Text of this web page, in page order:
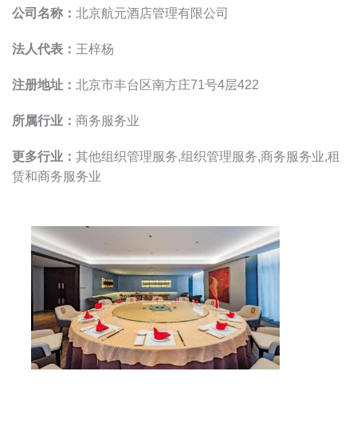
公司名称： 北京航元酒店管理有限公司
法人代表： 王梓杨
注册地址： 北京市丰台区南方庄71号4层422
所属行业： 商务服务业
更多行业： 其他组织管理服务,组织管理服务,商务服务业,租
赁和商务服务业